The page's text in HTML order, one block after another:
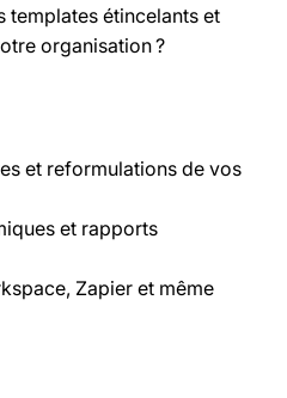
templates étincelants et
organisation ?
et reformulations de vos
et rapports
Zapier et même